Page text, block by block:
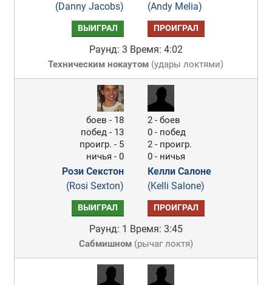
(Danny Jacobs)
(Andy Melia)
ВЫИГРАЛ ПРОИГРАЛ
Раунд: 3 Время: 4:02
Техническим нокаутом (удары локтями)
боев - 18
побед - 13
проигр. - 5
ничья - 0
Рози Секстон
(Rosi Sexton)
2 - боев
0 - побед
2 - проигр.
0 - ничья
Келли Салоне
(Kelli Salone)
ВЫИГРАЛ ПРОИГРАЛ
Раунд: 1 Время: 3:45
Сабмишном(рычаг локтя)